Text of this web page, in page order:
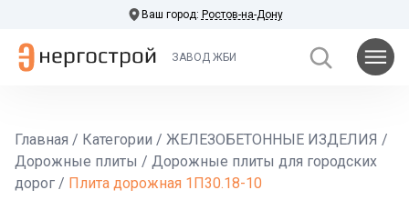
Ваш город: Ростов-на-Дону
ЗАВОД ЖБИ
Главная / Категории / ЖЕЛЕЗОБЕТОННЫЕ ИЗДЕЛИЯ /
Дорожные плиты / Дорожные плиты для городских
дорог / Плита дорожная 1П30.18-10